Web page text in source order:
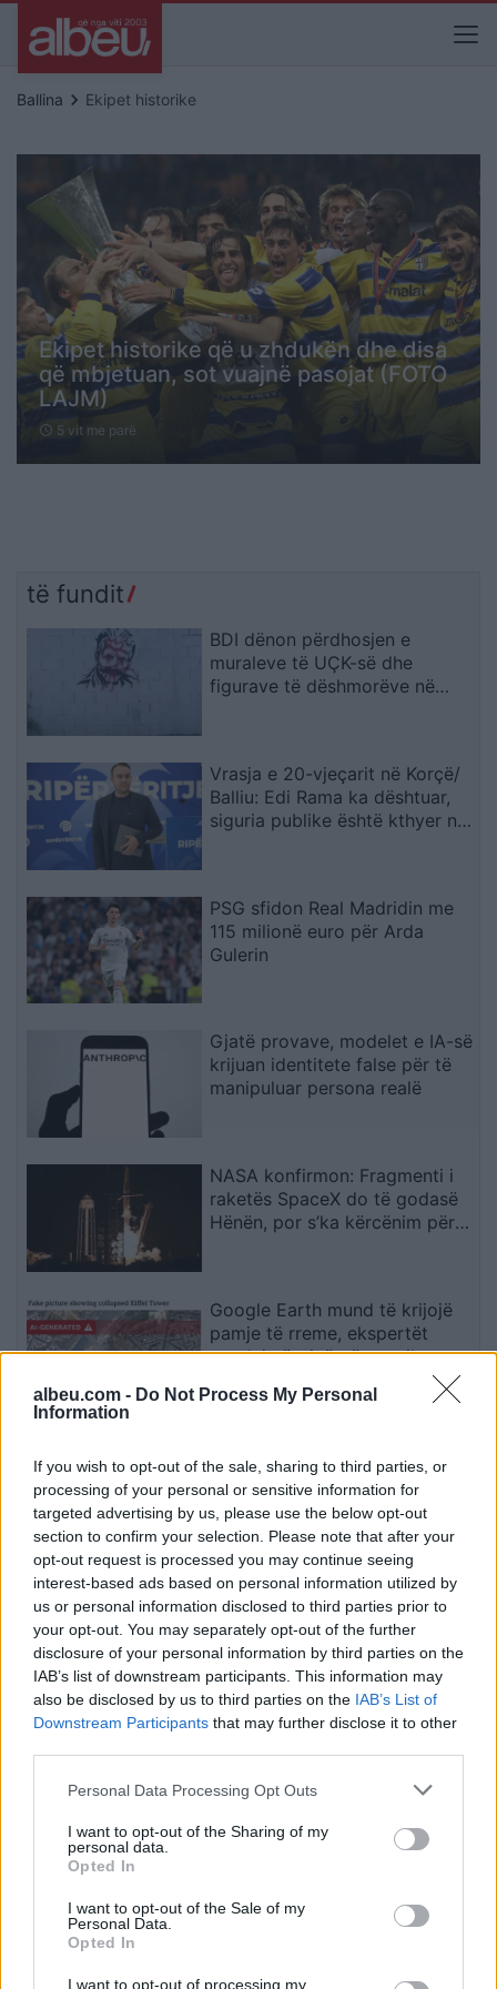
albeu.com - Do Not Process My Personal
Information
If you wish to opt-out of the sale, sharing to third parties, or
processing of your personal or sensitive information for
targeted advertising by us, please use the below opt-out
section to confirm your selection. Please note that after your
opt-out request is processed you may continue seeing
interest-based ads based on personal information utilized by
us or personal information disclosed to third parties prior to
your opt-out. You may separately opt-out of the further
disclosure of your personal information by third parties on the
IAB’s list of downstream participants. This information may
also be disclosed by us to third parties on the IAB’s List of
Downstream Participants that may further disclose it to other
Personal Data Processing Opt Outs
I want to opt-out of the Sharing of my
personal data.
Opted In
I want to opt-out of the Sale of my
Personal Data.
Opted In
I want to opt-out of processing my
Ballina keyboard_arrow_right Ekipet historike
Ekipet historike që u zhdukën dhe disa
që mbjetuan, sot vuajnë pasojat (FOTO
LAJM)
schedule 5 vit me parë
të fundit
BDI dënon përdhosjen e
muraleve të UÇK-së dhe
figurave të dëshmorëve në
Vrasja e 20-vjeçarit në Korçë/
Balliu: Edi Rama ka dështuar,
siguria publike është kthyer në
PSG sfidon Real Madridin me
115 milionë euro për Arda
Gulerin
Gjatë provave, modelet e IA-së
krijuan identitete false për të
manipuluar persona realë
NASA konfirmon: Fragmenti i
raketës SpaceX do të godasë
Hënën, por s’ka kërcënim për
Google Earth mund të krijojë
pamje të rreme, ekspertët
paralajmërojnë për rrezikun e
kontrollit”, mbi 1,000 ekspertë
kërkojnë frenimin e zhvillimit të
IA-së
Esim for Global|Esim for Europe|
Esim for Caribbean